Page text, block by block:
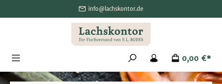
info@lachskontor.de
0,00 €*